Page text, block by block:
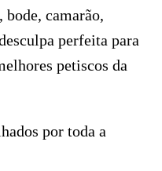
camarão,
perfeita para
petiscos da
por toda a